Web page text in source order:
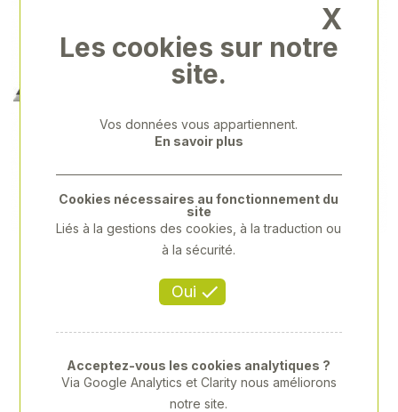
X
Les cookies sur notre
site.
Vos données vous appartiennent.
En savoir plus
Oui
Cookies nécessaires au fonctionnement du
site
Liés à la gestions des cookies, à la traduction ou
à la sécurité.
Acceptez-vous les cookies analytiques ?
Via Google Analytics et Clarity nous améliorons
notre site.